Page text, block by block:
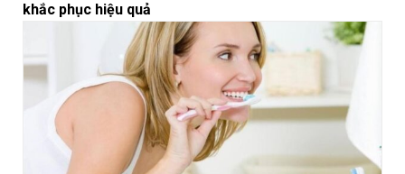
khắc phục hiệu quả